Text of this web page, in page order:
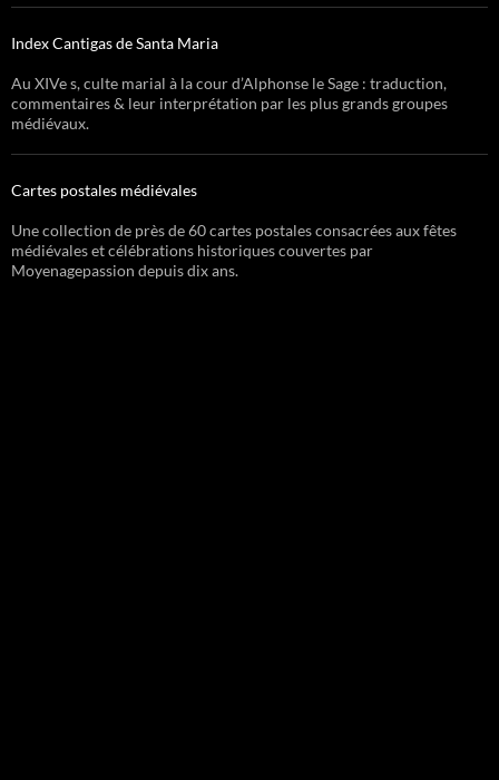
Index Cantigas de Santa Maria
Au XIVe s, culte marial à la cour d’Alphonse le Sage : traduction,
commentaires & leur interprétation par les plus grands groupes
médiévaux.
Cartes postales médiévales
Une collection de près de 60 cartes postales consacrées aux fêtes
médiévales et célébrations historiques couvertes par
Moyenagepassion depuis dix ans.